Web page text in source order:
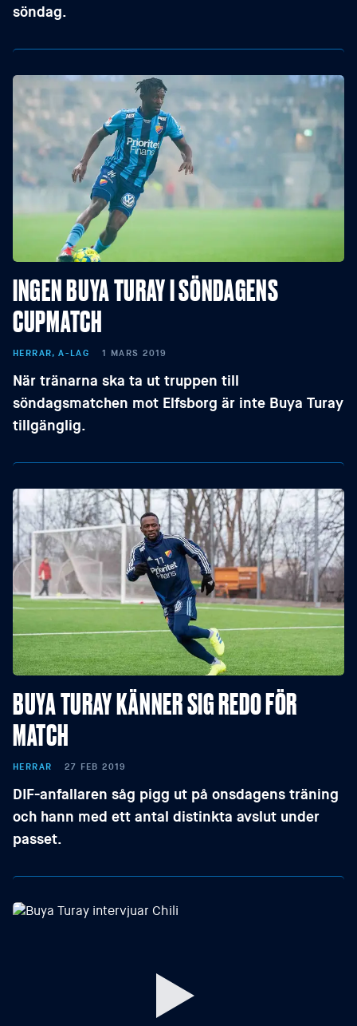
söndag.
INGEN BUYA TURAY I SÖNDAGENS
CUPMATCH
HERRAR, A-LAG 1 MARS 2019
När tränarna ska ta ut truppen till
söndagsmatchen mot Elfsborg är inte Buya Turay
tillgänglig.
BUYA TURAY KÄNNER SIG REDO FÖR
MATCH
HERRAR 27 FEB 2019
DIF-anfallaren såg pigg ut på onsdagens träning
och hann med ett antal distinkta avslut under
passet.